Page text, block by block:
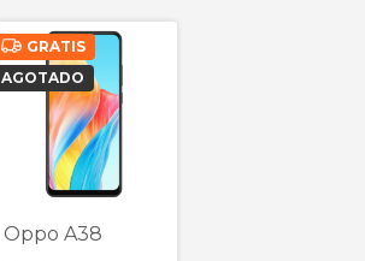
GRATIS
AGOTADO
Oppo A38